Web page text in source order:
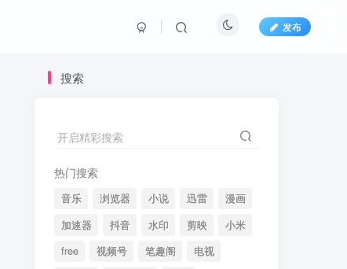
发布
搜索
开启精彩搜索
热门搜索
音乐 浏览器 小说 迅雷
漫画
加速器
抖音 水印 剪映
小米
free
视频号 笔趣阁
电视